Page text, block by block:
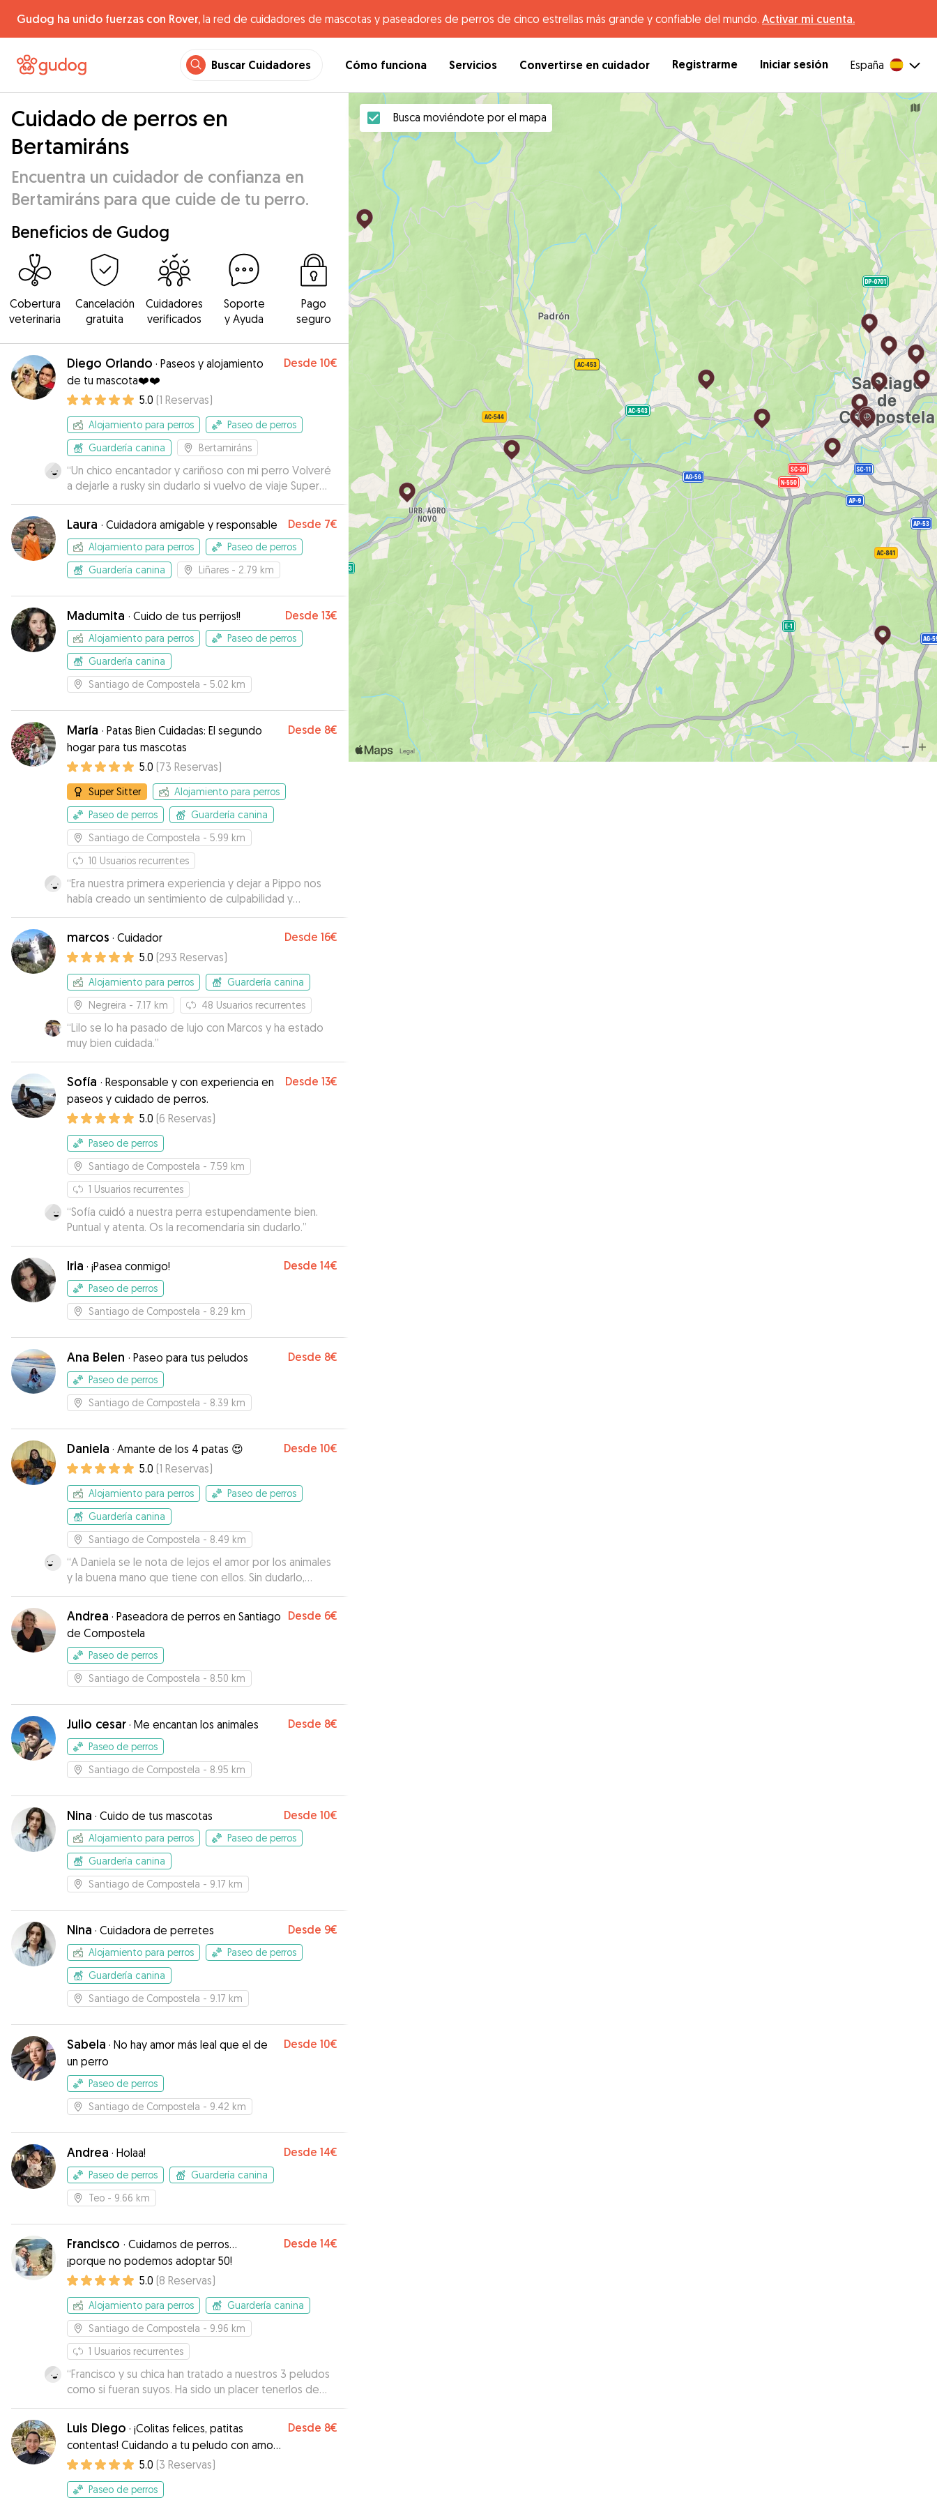
Gudog ha unido fuerzas con Rover, la red de cuidadores de mascotas y paseadores de perros de cinco estrellas más grande y confiable del mundo. Activar mi cuenta.
Buscar Cuidadores Cómo funciona Servicios Convertirse en cuidador Registrarme Iniciar sesión España
Cuidado de perros en
Bertamiráns
Encuentra un cuidador de confianza en
Bertamiráns para que cuide de tu perro.
Beneficios de Gudog
Cobertura
veterinaria
Cancelación
gratuita
Cuidadores
verificados
Soporte
y Ayuda
Pago
seguro
Diego Orlando · Paseos y alojamiento
de tu mascota❤️❤️
Desde 10€
5.0 (1 Reservas)
Alojamiento para perros
Paseo de perros
Guardería canina
Bertamiráns
“Un chico encantador y cariñoso con mi perro Volveré
a dejarle a rusky sin dudarlo si vuelvo de viaje Super
contenta con el servicio”
Laura · Cuidadora amigable y responsable Desde 7€
Alojamiento para perros
Paseo de perros
Guardería canina
Liñares - 2.79 km
Madumita · Cuido de tus perrijos!! Desde 13€
Alojamiento para perros
Paseo de perros
Guardería canina
Santiago de Compostela - 5.02 km
María · Patas Bien Cuidadas: El segundo
hogar para tus mascotas
Desde 8€
5.0 (73 Reservas)
Super Sitter
Alojamiento para perros
Paseo de perros
Guardería canina
Santiago de Compostela - 5.99 km
10 Usuarios recurrentes
“Era nuestra primera experiencia y dejar a Pippo nos
había creado un sentimiento de culpabilidad y
abandono muy grande, pero con las fotos y vídeos
que íbamos recibiendo nos sentíamos cada vez más
tranquilos. Cuando lo recogimos y conocimos a Maria
nos dimos cuenta de lo a gusto que había estado y lo
bien cuidado. También gracias a su marido que nos
recibió y acompañó muy amablemente. Desde luego
que en caso de necesitarlo, repetiremos con ellos.
Gracias por todo
marcos · Cuidador Desde 16€
5.0 (293 Reservas)
Alojamiento para perros
Guardería canina
Negreira - 7.17 km 48 Usuarios recurrentes
“Lilo se lo ha pasado de lujo con Marcos y ha estado
muy bien cuidada.”
Sofía · Responsable y con experiencia en
paseos y cuidado de perros.
Desde 13€
5.0 (6 Reservas)
Paseo de perros
Santiago de Compostela - 7.59 km
1 Usuarios recurrentes
“Sofía cuidó a nuestra perra estupendamente bien.
Puntual y atenta. Os la recomendaría sin dudarlo.”
Iria · ¡Pasea conmigo! Desde 14€
Paseo de perros
Santiago de Compostela - 8.29 km
Ana Belen · Paseo para tus peludos Desde 8€
Paseo de perros
Santiago de Compostela - 8.39 km
Daniela · Amante de los 4 patas 😍 Desde 10€
5.0 (1 Reservas)
Alojamiento para perros
Paseo de perros
Guardería canina
Santiago de Compostela - 8.49 km
“A Daniela se le nota de lejos el amor por los animales
y la buena mano que tiene con ellos. Sin dudarlo,
contaré con ella en futuras ocasiones.”
Andrea · Paseadora de perros en Santiago
de Compostela
Desde 6€
Paseo de perros
Santiago de Compostela - 8.50 km
Julio cesar · Me encantan los animales Desde 8€
Paseo de perros
Santiago de Compostela - 8.95 km
Nina · Cuido de tus mascotas Desde 10€
Alojamiento para perros
Paseo de perros
Guardería canina
Santiago de Compostela - 9.17 km
Nina · Cuidadora de perretes Desde 9€
Alojamiento para perros
Paseo de perros
Guardería canina
Santiago de Compostela - 9.17 km
Sabela · No hay amor más leal que el de
un perro
Desde 10€
Paseo de perros
Santiago de Compostela - 9.42 km
Andrea · Holaa! Desde 14€
Paseo de perros
Guardería canina
Teo - 9.66 km
Francisco · Cuidamos de perros…
¡porque no podemos adoptar 50!
Desde 14€
5.0 (8 Reservas)
Alojamiento para perros
Guardería canina
Santiago de Compostela - 9.96 km
1 Usuarios recurrentes
“Francisco y su chica han tratado a nuestros 3 peludos
como si fueran suyos. Ha sido un placer tenerlos de
cuidadores. Millones de gracias!!!”
Luis Diego · ¡Colitas felices, patitas
contentas! Cuidando a tu peludo con amor
y diversión.
Desde 8€
5.0 (3 Reservas)
Paseo de perros
Busca moviéndote por el mapa